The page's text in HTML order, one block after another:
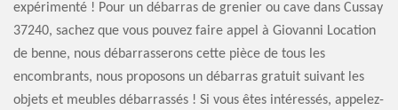
expérimenté ! Pour un débarras de grenier ou cave dans Cussay
37240, sachez que vous pouvez faire appel à Giovanni Location
de benne, nous débarrasserons cette pièce de tous les
encombrants, nous proposons un débarras gratuit suivant les
objets et meubles débarrassés ! Si vous êtes intéressés, appelez-